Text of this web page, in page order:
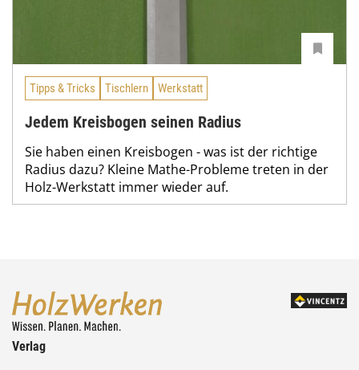
Tipps & Tricks Tischlern Werkstatt
Jedem Kreisbogen seinen Radius
Sie haben einen Kreisbogen - was ist der richtige
Radius dazu? Kleine Mathe-Probleme treten in der
Holz-Werkstatt immer wieder auf.
Verlag